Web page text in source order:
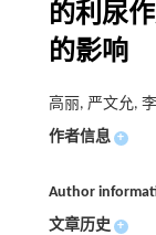
的利尿
的影响
高丽, 严文允,
作者信息 +
Author
文章历史 +